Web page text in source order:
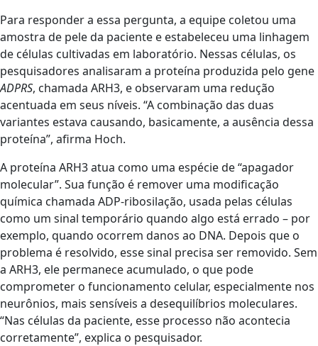
Para responder a essa pergunta, a equipe coletou uma
amostra de pele da paciente e estabeleceu uma linhagem
de células cultivadas em laboratório. Nessas células, os
pesquisadores analisaram a proteína produzida pelo gene
ADPRS, chamada ARH3, e observaram uma redução
acentuada em seus níveis. “A combinação das duas
variantes estava causando, basicamente, a ausência dessa
proteína”, afirma Hoch.
A proteína ARH3 atua como uma espécie de “apagador
molecular”. Sua função é remover uma modificação
química chamada ADP-ribosilação, usada pelas células
como um sinal temporário quando algo está errado – por
exemplo, quando ocorrem danos ao DNA. Depois que o
problema é resolvido, esse sinal precisa ser removido. Sem
a ARH3, ele permanece acumulado, o que pode
comprometer o funcionamento celular, especialmente nos
neurônios, mais sensíveis a desequilíbrios moleculares.
“Nas células da paciente, esse processo não acontecia
corretamente”, explica o pesquisador.